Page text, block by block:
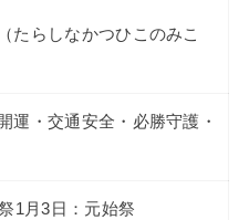
たらしなかつひこのみこ
運・交通安全・必勝守護・
1月3日：元始祭